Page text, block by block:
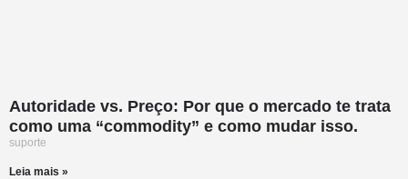
Autoridade vs. Preço: Por que o mercado te trata
como uma “commodity” e como mudar isso.
suporte
Leia mais »